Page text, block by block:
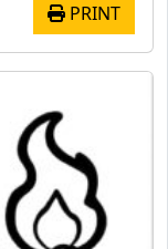
PRINT